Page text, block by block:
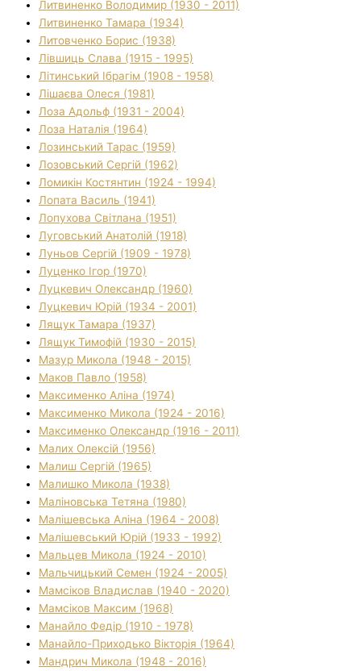
Литвиненко Володимир (1930 - 2011)
Литвиненко Тамара (1934)
Литовченко Борис (1938)
Лівшиць Слава (1915 - 1995)
Літинський Ібрагім (1908 - 1958)
Лішаєва Олеся (1981)
Лоза Адольф (1931 - 2004)
Лоза Наталія (1964)
Лозинський Тарас (1959)
Лозовський Сергій (1962)
Ломикін Костянтин (1924 - 1994)
Лопата Василь (1941)
Лопухова Світлана (1951)
Луговський Анатолій (1918)
Луньов Сергій (1909 - 1978)
Луценко Ігор (1970)
Луцкевич Олександр (1960)
Луцкевич Юрій (1934 - 2001)
Лящук Тамара (1937)
Лящук Тимофій (1930 - 2015)
Мазур Микола (1948 - 2015)
Маков Павло (1958)
Максименко Аліна (1974)
Максименко Микола (1924 - 2016)
Максименко Олександр (1916 - 2011)
Малих Олексій (1956)
Малиш Сергій (1965)
Малишко Микола (1938)
Маліновська Тетяна (1980)
Малішевська Аліна (1964 - 2008)
Малішевський Юрій (1933 - 1992)
Мальцев Микола (1924 - 2010)
Мальчицький Семен (1924 - 2005)
Мамсіков Владислав (1940 - 2020)
Мамсіков Максим (1968)
Манайло Федір (1910 - 1978)
Манайло-Приходько Вікторія (1964)
Мандрич Микола (1948 - 2016)